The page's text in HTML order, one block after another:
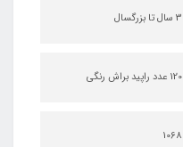
3 سال تا بزرگسال
120 عدد راپید براش رنگی
1068